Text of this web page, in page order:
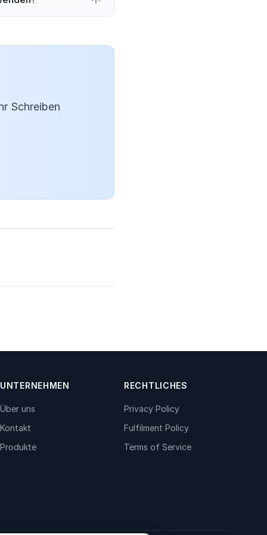
Schreiben
UNTERNEHMEN
Über uns
Kontakt
Produkte
RECHTLICHES
Privacy Policy
Fulfilment Policy
Terms of Service